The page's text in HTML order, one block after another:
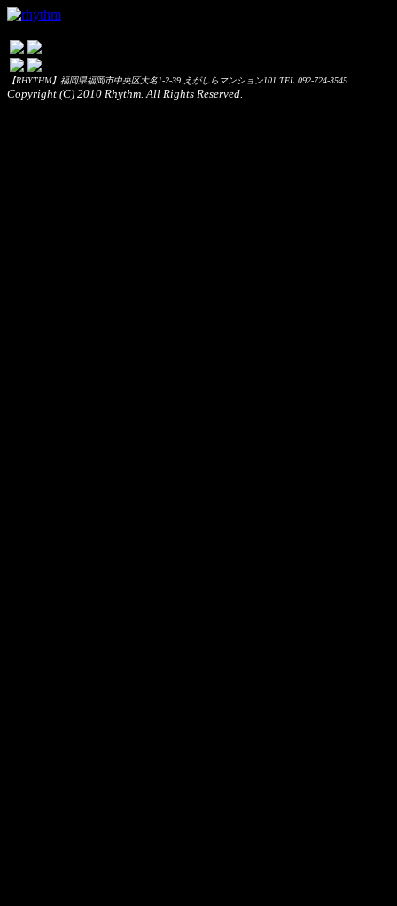
【RHYTHM】福岡県福岡市中央区大名1-2-39 えがしらマンション101 TEL 092-724-3545
Copyright (C) 2010 Rhythm. All Rights Reserved.